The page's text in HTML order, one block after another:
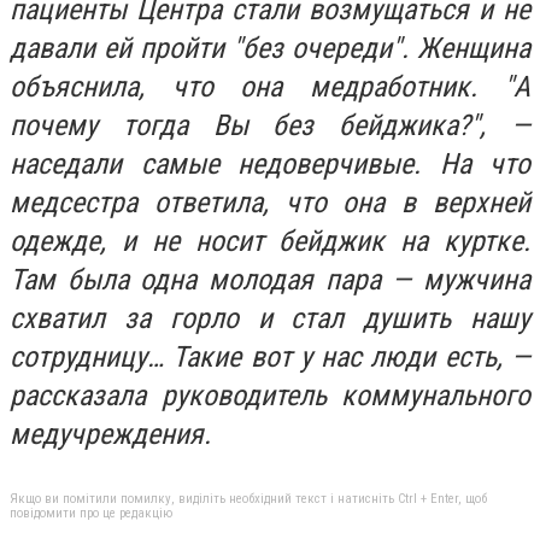
пациенты Центра стали возмущаться и не
давали ей пройти "без очереди". Женщина
объяснила, что она медработник. "А
почему тогда Вы без бейджика?", —
наседали самые недоверчивые. На что
медсестра ответила, что она в верхней
одежде, и не носит бейджик на куртке.
Там была одна молодая пара — мужчина
схватил за горло и стал душить нашу
сотрудницу… Такие вот у нас люди есть, —
рассказала руководитель коммунального
медучреждения.
Якщо ви помітили помилку, виділіть необхідний текст і натисніть Ctrl + Enter, щоб
повідомити про це редакцію